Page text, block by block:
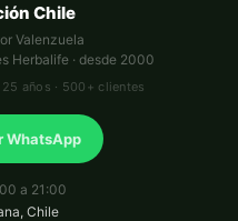
Chile
Valenzuela
Herbalife · desde 2000
años · 500+ clientes
WhatsApp
a 21:00
Chile